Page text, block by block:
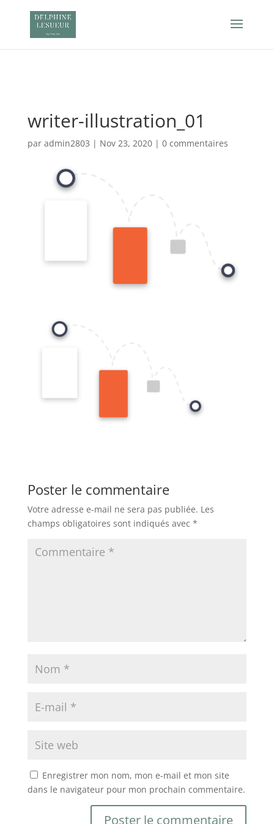
référencement et prise de rendez-vous pour les Sophrologues
writer-illustration_01
par admin2803 | Nov 23, 2020| 0 commentaires
Poster le commentaire
Votre adresse e-mail ne sera pas publiée. Les
champs obligatoires sont indiqués avec *
Enregistrer mon nom, mon e-mail et mon site
dans le navigateur pour mon prochain commentaire.